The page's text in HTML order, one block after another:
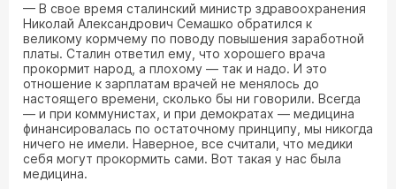
— В свое время сталинский министр здравоохранения
Николай Александрович Семашко обратился к
великому кормчему по поводу повышения заработной
платы. Сталин ответил ему, что хорошего врача
прокормит народ, а плохому — так и надо. И это
отношение к зарплатам врачей не менялось до
настоящего времени, сколько бы ни говорили. Всегда
— и при коммунистах, и при демократах — медицина
финансировалась по остаточному принципу, мы никогда
ничего не имели. Наверное, все считали, что медики
себя могут прокормить сами. Вот такая у нас была
медицина.